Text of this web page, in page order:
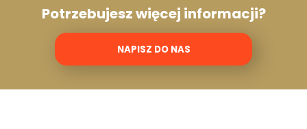
Potrzebujesz więcej informacji?
NAPISZ DO NAS